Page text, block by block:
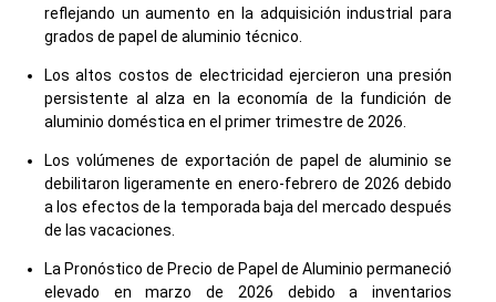
reflejando un aumento en la adquisición industrial para
grados de papel de aluminio técnico.
Los altos costos de electricidad ejercieron una presión
persistente al alza en la economía de la fundición de
aluminio doméstica en el primer trimestre de 2026.
Los volúmenes de exportación de papel de aluminio se
debilitaron ligeramente en enero-febrero de 2026 debido
a los efectos de la temporada baja del mercado después
de las vacaciones.
La Pronóstico de Precio de Papel de Aluminio permaneció
elevado en marzo de 2026 debido a inventarios